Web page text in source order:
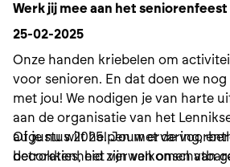
Werk jij mee aan het seniorenfeest
25-02-2025
Onze handen kriebelen om
voor senioren. En dat doen we
met jou! We nodigen je van harte
aan de organisatie van het
augustus 2025. Jouw ervaring,
betrokkenheid zijn van
Of je nu wilt helpen met de
decoraties, het verwelkomen van